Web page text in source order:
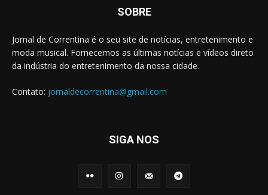
SOBRE
Jornal de Correntina é o seu site de notícias, entretenimento e
moda musical. Fornecemos as últimas notícias e vídeos direto
da indústria do entretenimento da nossa cidade.
Contato: jornaldecorrentina@gmail.com
SIGA NOS